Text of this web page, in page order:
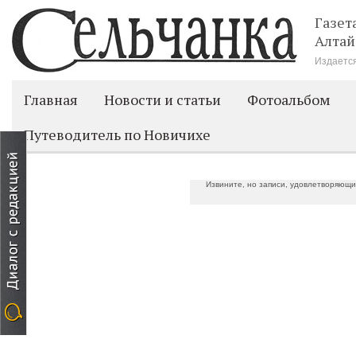
Главная Новости и статьи
Фотоальбом
Путеводитель по Новичихе
Извините, но записи,